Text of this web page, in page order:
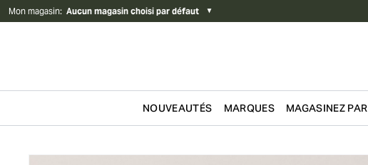
Mon magasin: Aucun magasin choisi par défaut ▼
NOUVEAUTÉS MARQUES MAGASINEZ PAR